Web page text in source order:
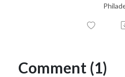
Comment (1)